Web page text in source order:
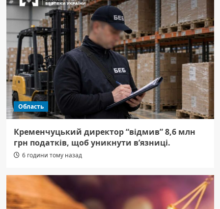
Область
Кременчуцький директор “відмив” 8,6 млн
грн податків, щоб уникнути в’язниці.
6 години тому назад